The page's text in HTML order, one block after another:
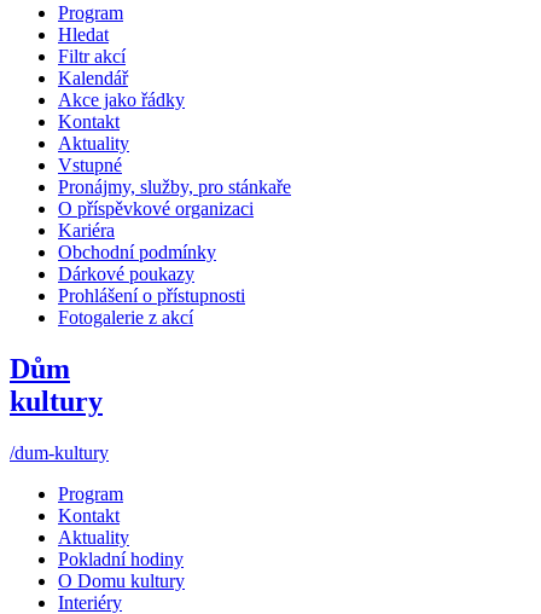
Program
Hledat
Filtr akcí
Kalendář
Akce jako řádky
Kontakt
Aktuality
Vstupné
Pronájmy, služby, pro stánkaře
O příspěvkové organizaci
Kariéra
Obchodní podmínky
Dárkové poukazy
Prohlášení o přístupnosti
Fotogalerie z akcí
Dům
kultury
/dum-kultury
Program
Kontakt
Aktuality
Pokladní hodiny
O Domu kultury
Interiéry